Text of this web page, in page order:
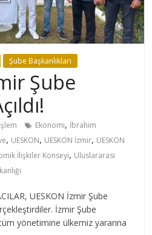
Şube Başkanlıkları
Şube
Ekonomi, İbrahim
, UESKON, UESKON İzmir, UESKON
İlişkiler Konseyi, Uluslararası
UESKON İzmir Şube
İzmir Şube
yönetimine ülkemiz yararına